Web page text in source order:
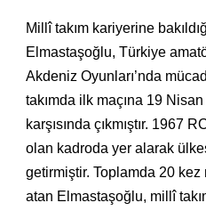
Millî takım kariyerine
Elmastaşoğlu, Türkiye
Akdeniz Oyunları’nda
takımda ilk maçına 19
karşısında çıkmıştır. 1967
olan kadroda yer alarak
getirmiştir. Toplamda 20 kez
atan Elmastaşoğlu, millî